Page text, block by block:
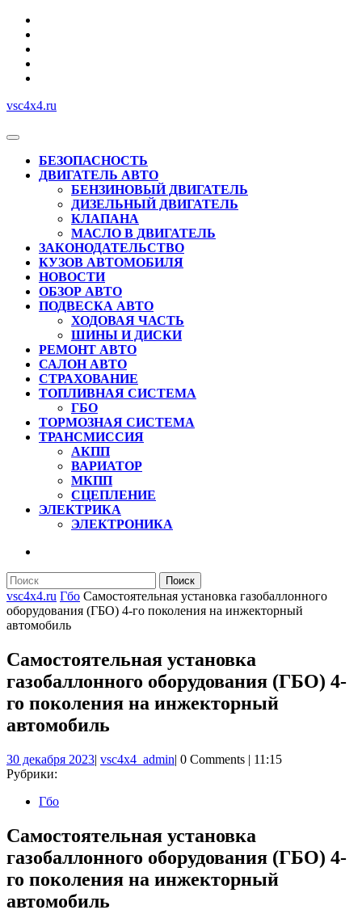
Перейти
содержимому
vsc4x4.ru
Кнопка
ОткрытьБЕЗОПАСНОСТЬ
ДВИГАТЕЛЬ АВТО
БЕНЗИНОВЫЙ ДВИГАТЕЛЬ
ДИЗЕЛЬНЫЙ ДВИГАТЕЛЬ
КЛАПАНА
МАСЛО В ДВИГАТЕЛЬ
ЗАКОНОДАТЕЛЬСТВО
КУЗОВ АВТОМОБИЛЯ
НОВОСТИ
ОБЗОР АВТО
ПОДВЕСКА АВТО
ХОДОВАЯ ЧАСТЬ
ШИНЫ И ДИСКИ
РЕМОНТ АВТО
САЛОН АВТО
СТРАХОВАНИЕ
ТОПЛИВНАЯ СИСТЕМА
ГБО
ТОРМОЗНАЯ СИСТЕМА
ТРАНСМИССИЯ
АКПП
ВАРИАТОР
МКПП
СЦЕПЛЕНИЕ
ЭЛЕКТРИКА
ЭЛЕКТРОНИКА
КНОПКА
Найти:
vsc4x4.ru Гбо Самостоятельная установка газобаллонного
оборудования (ГБО) 4-го поколения на инжекторный
автомобиль
Самостоятельная установка
газобаллонного оборудования (ГБО) 4-
го поколения на инжекторный
автомобиль
30 декабря 202330
| vsc4x4_adminvsc4x4_admin
| 0 Comments | 11:15
Рубрики:
Гбо
Самостоятельная установка
газобаллонного оборудования (ГБО) 4-
го поколения на инжекторный
автомобиль